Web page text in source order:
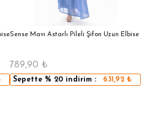
Sense Mavı Astarlı Pileli Şifon Uzun Elbise
789,90 ₺
Sepette % 20 indirim : 631,92₺